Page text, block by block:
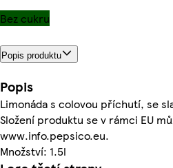
Bez cukru
Popis produktu
Popis
Limonáda s colovou příchutí, se
Složení produktu se v rámci EU
www.info.pepsico.eu.
Množství: 1.5l